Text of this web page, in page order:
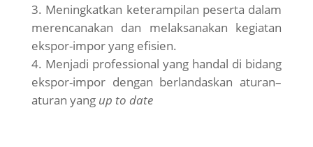
Meningkatkan keterampilan peserta dalam
merencanakan dan melaksanakan kegiatan
ekspor-impor yang efisien.
Menjadi professional yang handal di bidang
ekspor-impor dengan berlandaskan aturan–
aturan yang up to date